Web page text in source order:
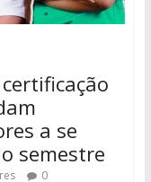
a se
semestre
0